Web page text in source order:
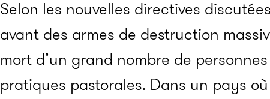
Selon les nouvelles directives
avant des armes de destruction
mort d’un grand nombre de
pratiques pastorales. Dans un pays